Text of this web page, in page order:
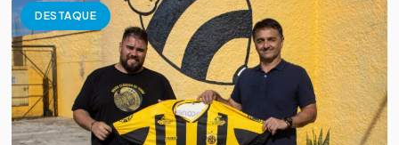
DESTAQUE